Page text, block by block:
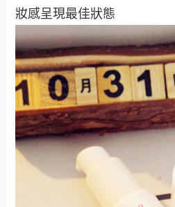
妝感呈現最佳狀態